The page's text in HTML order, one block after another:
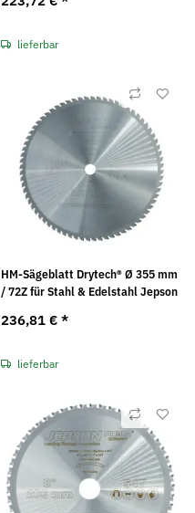
lieferbar
HM-Sägeblatt Drytech® Ø 355 mm
/ 72Z für Stahl & Edelstahl Jepson
236,81 € *
lieferbar